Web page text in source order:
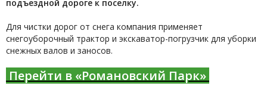
подъездной дороге к поселку.
Для чистки дорог от снега компания применяет
снегоуборочный трактор и экскаватор-погрузчик для уборки
снежных валов и заносов.
Перейти в «Романовский Парк»